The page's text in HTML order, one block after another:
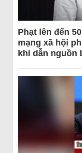
Phạt lên đến
mạng xã hội
khi dẫn nguồn